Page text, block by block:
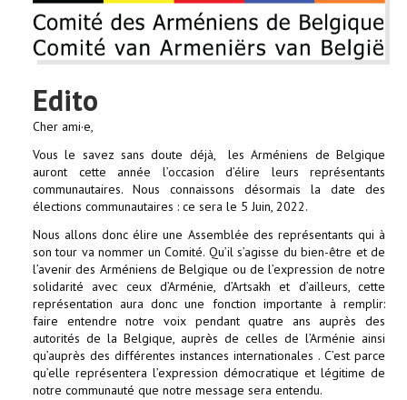
Edito
Cher ami·e,
Vous le savez sans doute déjà, les Arméniens de Belgique
auront cette année l’occasion d’élire leurs représentants
communautaires. Nous connaissons désormais la date des
élections communautaires : ce sera le 5 Juin, 2022.
Nous allons donc élire une Assemblée des représentants qui à
son tour va nommer un Comité. Qu’il s’agisse du bien-être et de
l’avenir des Arméniens de Belgique ou de l’expression de notre
solidarité avec ceux d’Arménie, d’Artsakh et d’ailleurs, cette
représentation aura donc une fonction importante à remplir:
faire entendre notre voix pendant quatre ans auprès des
autorités de la Belgique, auprès de celles de l’Arménie ainsi
qu’auprès des différentes instances internationales . C’est parce
qu’elle représentera l’expression démocratique et légitime de
notre communauté que notre message sera entendu.